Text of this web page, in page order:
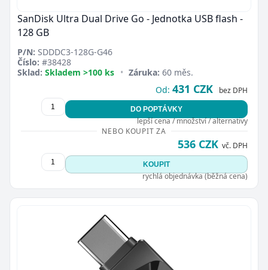
SanDisk Ultra Dual Drive Go - Jednotka USB flash -
128 GB
P/N: SDDDC3-128G-G46
Číslo: #38428
Sklad: Skladem >100 ks • Záruka: 60 měs.
Od: 431 CZK bez DPH
DO POPTÁVKY
lepší cena / množství / alternativy
NEBO KOUPIT ZA
536 CZK vč. DPH
KOUPIT
rychlá objednávka (běžná cena)